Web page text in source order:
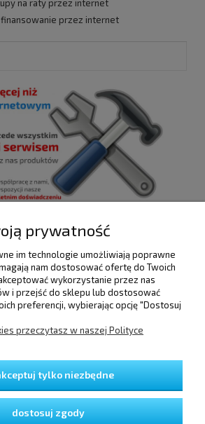
POMOC
I PŁATNOŚCI
I ZWROTY
prywatność
im technologie umożliwiają poprawne
nam dostosować ofertę do Twoich
wykorzystanie przez nas
i przejść do sklepu lub dostosować
preferencji, wybierając opcję "Dostosuj
przeczytasz w naszej Polityce
tylko niezbędne
dostosuj zgody